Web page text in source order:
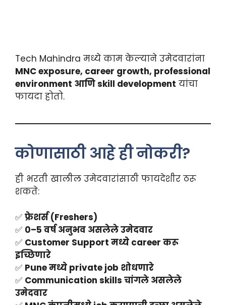
Tech Mahindra मध्ये काम केल्याने उमेदवारांना
MNC exposure, career growth, professional
environment आणि skill development यांचा
फायदा होतो.
कोणासाठी आहे ही नोकरी?
ही भरती खालील उमेदवारांसाठी फायदेशीर ठरू
शकते:
✅ फ्रेशर्स (Freshers)
✅ 0–5 वर्ष अनुभव असलेले उमेदवार
✅ Customer Support मध्ये career करू
इच्छिणारे
✅ Pune मध्ये private job शोधणारे
✅ Communication skills चांगले असलेले
उमेदवार